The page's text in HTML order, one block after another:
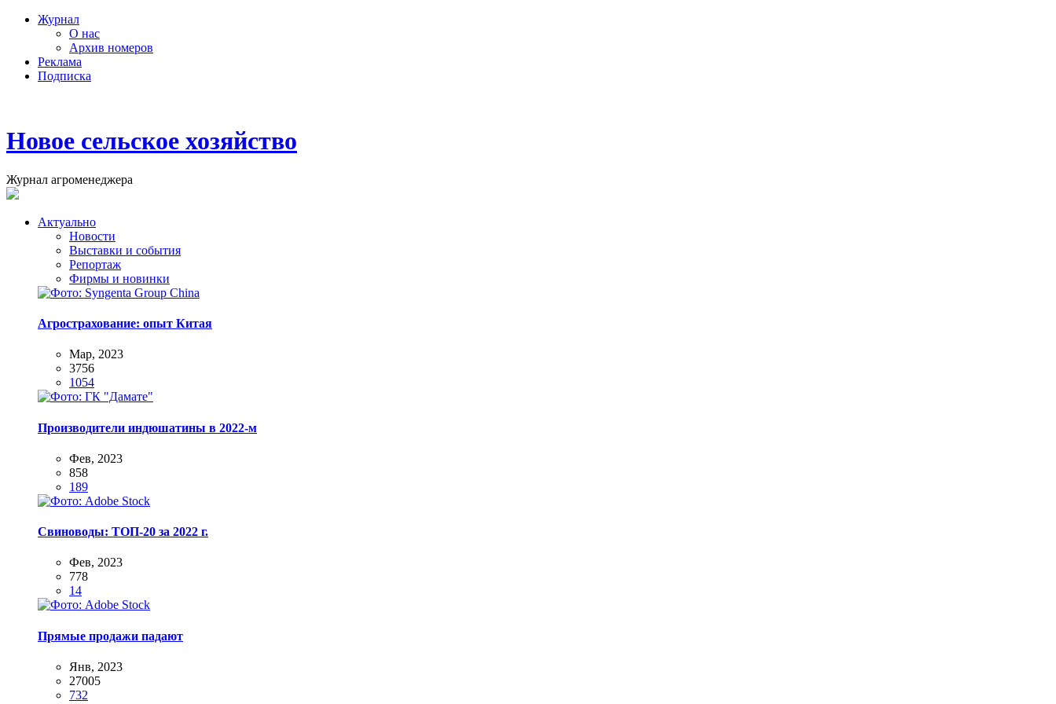
Журнал
О нас
Архив номеров
Реклама
Подписка
Новое сельское хозяйство
Журнал агроменеджера
Актуально
Новости
Выставки и события
Репортаж
Фирмы и новинки
Агрострахование: опыт Китая
Мар, 2023
3756
1054
Производители индюшатины в 2022-м
Фев, 2023
858
189
Свиноводы: ТОП-20 за 2022 г.
Фев, 2023
778
14
Прямые продажи падают
Янв, 2023
27005
732